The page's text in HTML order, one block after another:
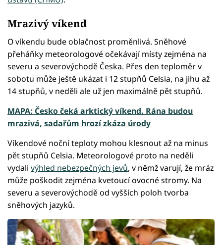
Mrazivý víkend
O víkendu bude oblačnost proměnlivá. Sněhové
přeháňky meteorologové očekávají místy zejména na
severu a severovýchodě Česka. Přes den teploměr v
sobotu může ještě ukázat i 12 stupňů Celsia, na jihu až
14 stupňů, v neděli ale už jen maximálně pět stupňů.
MAPA: Česko čeká arktický víkend. Rána budou
mrazivá, sadařům hrozí zkáza úrody
Víkendové noční teploty mohou klesnout až na minus
pět stupňů Celsia. Meteorologové proto na neděli
vydali výhled nebezpečných jevů, v němž varují, že mráz
může poškodit zejména kvetoucí ovocné stromy. Na
severu a severovýchodě od vyšších poloh tvorba
sněhových jazyků.